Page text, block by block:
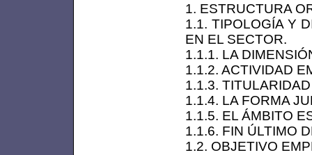
1. ESTRUCTURA
1.1. TIPOLOGÍA Y
EN EL SECTOR.
1.1.1. LA
1.1.2. ACTIVIDAD
1.1.3.
1.1.4. LA FORMA
1.1.5. EL ÁMBITO
1.1.6. FIN ÚLTIMO
1.2. OBJETIVO